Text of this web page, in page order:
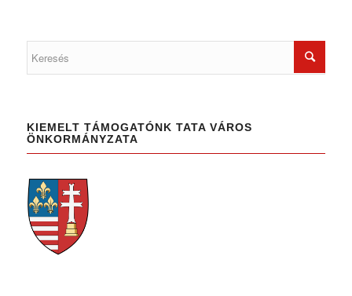
KIEMELT TÁMOGATÓNK TATA VÁROS
ÖNKORMÁNYZATA